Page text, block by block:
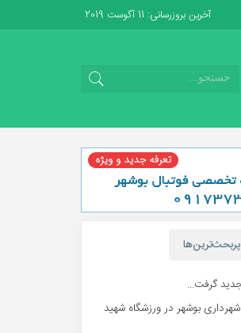
آخرین بروزرسانی: 11 آگوست 2019
پربحث‌ترین‌ها
گرفت...
بوشهر در ورزشگاه شهید